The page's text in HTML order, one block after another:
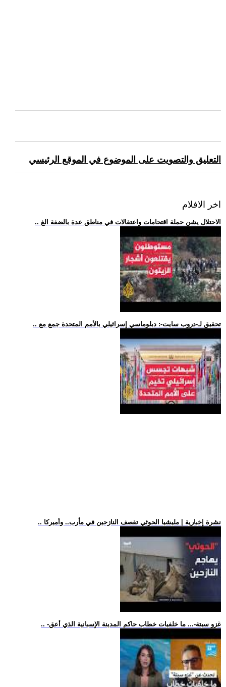
التعليق والتصويت على الموضوع في الموقع الرئيسي
اخر الافلام
.. الاحتلال يشن حملة اقتحامات واعتقالات في مناطق عدة بالضفة الغ
.. تحقيق لـ-دروب سايت-: دبلوماسي إسرائيلي بالأمم المتحدة جمع مع
.. نشرة إخبارية | مليشيا الحوثي تقصف النازحين في مأرب.. وأميركا
.. -غزو سبتة-... ما خلفيات خطاب حاكم المدينة الإسبانية الذي أعق